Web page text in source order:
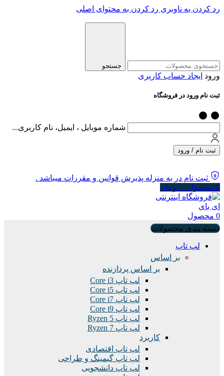
رد کردن به ناوبری رد کردن به محتوای اصلی
جستجو
ورود ایجاد حساب کاربری
ثبت نام ورود در فروشگاه
شماره موبایل ، ایمیل، نام کاربری...
ثبت نام / ورود
ثبت نام در به منزله پذیرش قوانین و مقررات میباشد .
0 محصول ۰ تومان
0 محصول
دسته بندی محصولات
لپ تاپ
بر اساس
بر اساس پردازنده
لپ تاپ Core i3
لپ تاپ Core i5
لپ تاپ Core i7
لپ تاپ Core i9
لپ تاپ Ryzen 5
لپ تاپ Ryzen 7
کاربرد
لپ تاپ اقتصادی
لپ تاپ گیمینگ و طراحی
لپ تاپ دانشجویی